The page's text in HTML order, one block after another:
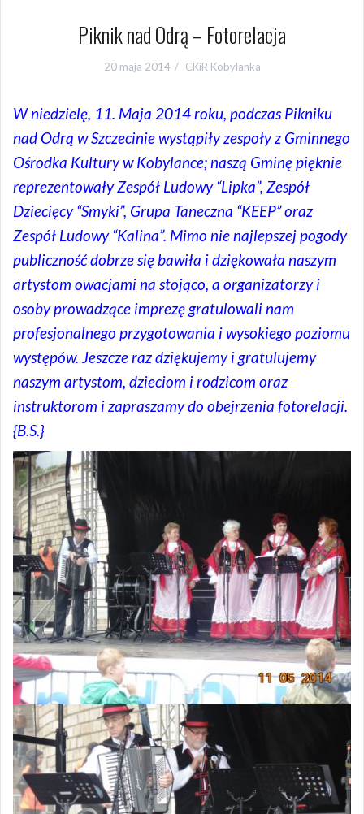
Piknik nad Odrą – Fotorelacja
20 maja 2014 CKiR Kobylanka
W niedzielę, 11. Maja 2014 roku, podczas Pikniku
nad Odrą w Szczecinie wystąpiły zespoły z Gminnego
Ośrodka Kultury w Kobylance; naszą Gminę pięknie
reprezentowały Zespół Ludowy “Lipka”, Zespół
Dziecięcy “Smyki”, Grupa Taneczna “KEEP” oraz
Zespół Ludowy “Kalina”. Mimo nie najlepszej pogody
publiczność dobrze się bawiła i dziękowała naszym
artystom owacjami na stojąco, a organizatorzy i
osoby prowadzące imprezę gratulowali nam
profesjonalnego przygotowania i wysokiego poziomu
występów. Jeszcze raz dziękujemy i gratulujemy
naszym artystom, dzieciom i rodzicom oraz
instruktorom i zapraszamy do obejrzenia fotorelacji.
{B.S.}